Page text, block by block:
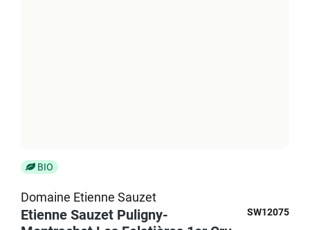
BIO
Domaine Etienne Sauzet
Etienne Sauzet Puligny-
SW12075